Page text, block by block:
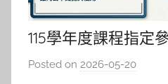
115學年度課程指定
年版>
Posted on 2026-05-20